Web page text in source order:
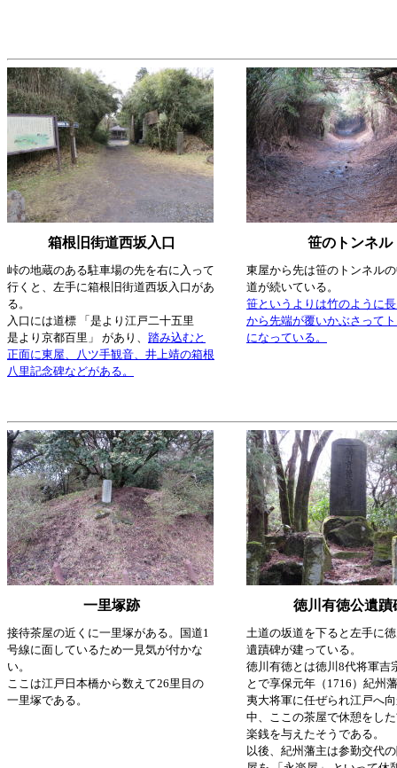
箱根旧街道西坂入口 笹のトンネル
峠の地蔵のある駐車場の先を右に入って
行くと、左手に箱根旧街道西坂入口があ
る。
入口には道標 「是より江戸二十五里
是より京都百里」 があり、 踏み込むと
正面に東屋、八ツ手観音、井上靖の箱根
八里記念碑などがある。
東屋から先は笹のトンネル
道が続いている。
笹というよりは竹のように
から先端が覆いかぶさって
になっている。
一里塚跡 徳川有徳公遺蹟
接待茶屋の近くに一里塚がある。国道1
号線に面しているため一見気が付かな
い。
ここは江戸日本橋から数えて26里目の
一里塚である。
土道の坂道を下ると左手に
遺蹟碑が建っている。
徳川有徳とは徳川8代将軍吉
とで享保元年（1716）紀州
夷大将軍に任ぜられ江戸へ
中、ここの茶屋で休憩をし
楽銭を与えたそうである。
以後、紀州藩主は参勤交代